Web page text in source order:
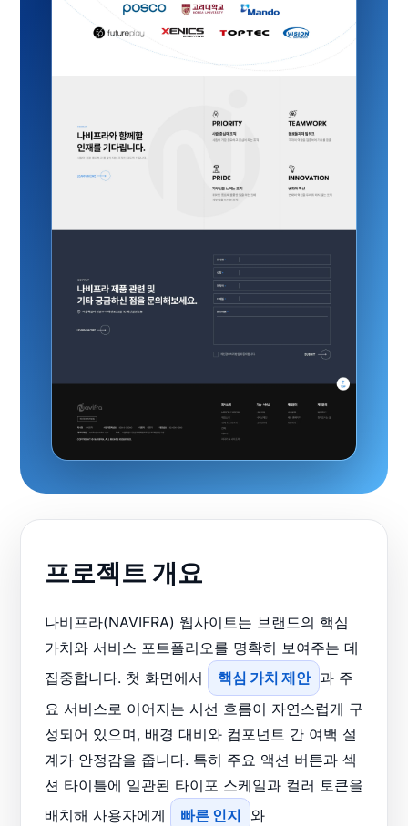
프로젝트 개요
나비프라(NAVIFRA) 웹사이트는 브랜드의 핵심
가치와 서비스 포트폴리오를 명확히 보여주는 데
집중합니다. 첫 화면에서
핵심 가치 제안 과 주
요 서비스로 이어지는 시선 흐름이 자연스럽게 구
성되어 있으며, 배경 대비와 컴포넌트 간 여백 설
계가 안정감을 줍니다. 특히 주요 액션 버튼과 섹
션 타이틀에 일관된 타이포 스케일과 컬러 토큰을
배치해 사용자에게
빠른 인지
와